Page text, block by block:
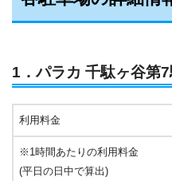
1．パラカ 千駄ヶ谷第
利用料金
※1時間あたりの利用料金
(平日の日中で算出)